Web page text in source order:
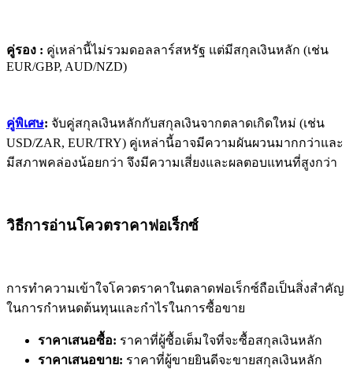
คู่รอง : คู่เหล่านี้ไม่รวมดอลลาร์สหรัฐ แต่มีสกุลเงินหลัก (เช่น
EUR/GBP, AUD/NZD)
คู่พิเศษ: จับคู่สกุลเงินหลักกับสกุลเงินจากตลาดเกิดใหม่ (เช่น
USD/ZAR, EUR/TRY) คู่เหล่านี้อาจมีความผันผวนมากกว่าและ
มีสภาพคล่องน้อยกว่า จึงมีความเสี่ยงและผลตอบแทนที่สูงกว่า
วิธีการอ่านโควตราคาฟอเร็กซ์
การทำความเข้าใจโควตราคาในตลาดฟอเร็กซ์ถือเป็นสิ่งสำคัญ
ในการกำหนดต้นทุนและกำไรในการซื้อขาย
ราคาเสนอซื้อ: ราคาที่ผู้ซื้อเต็มใจที่จะซื้อสกุลเงินหลัก
ราคาเสนอขาย: ราคาที่ผู้ขายยินดีจะขายสกุลเงินหลัก